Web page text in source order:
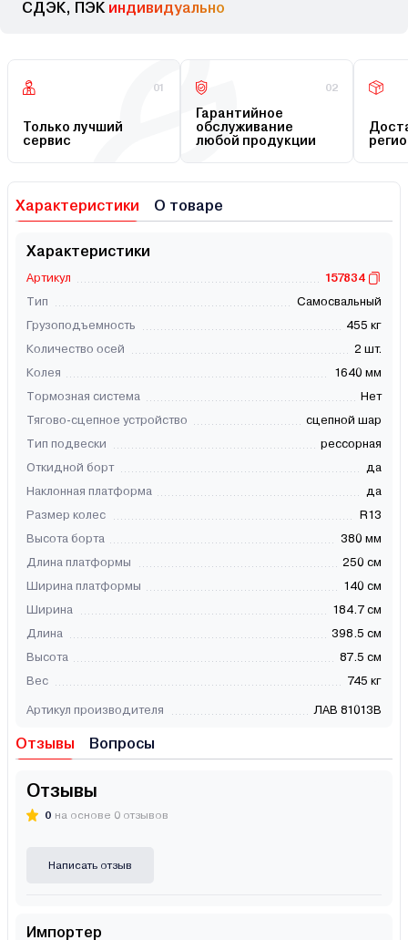
СДЭК, ПЭК индивидуально
01
Только лучший
сервис
02
Гарантийное
обслуживание
любой продукции
Характеристики О товаре
Характеристики
Артикул
157834
Тип
Самосвальный
Грузоподъемность
455 кг
Количество осей
2 шт.
Колея
1640 мм
Тормозная система
Нет
Тягово-сцепное устройство
сцепной шар
Тип подвески
рессорная
Откидной борт
да
Наклонная платформа
да
Размер колес
R13
Высота борта
380 мм
Длина платформы
250 см
Ширина платформы
140 см
Ширина
184.7 см
Длина
398.5 см
Высота
87.5 см
Вес
745 кг
Артикул производителя ЛАВ 81013В
Отзывы Вопросы
Отзывы
0 на основе 0 отзывов
Написать отзыв
Импортер